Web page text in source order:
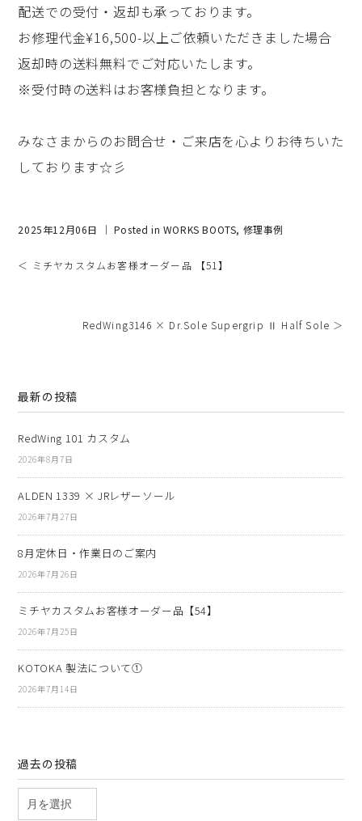
配送での受付・返却も承っております。
お修理代金¥16,500-以上ご依頼いただきました場合
返却時の送料無料でご対応いたします。
※受付時の送料はお客様負担となります。
みなさまからのお問合せ・ご来店を心よりお待ちいた
しております☆彡
2025年12月06日 ｜ Posted in WORKS BOOTS, 修理事例
＜ ミチヤカスタムお客様オーダー品 【51】
RedWing3146 × Dr.Sole Supergrip Ⅱ Half Sole ＞
最新の投稿
RedWing 101 カスタム
2026年8月7日
ALDEN 1339 × JRレザーソール
2026年7月27日
8月定休日・作業日のご案内
2026年7月26日
ミチヤカスタムお客様オーダー品【54】
2026年7月25日
KOTOKA 製法について①
2026年7月14日
過去の投稿